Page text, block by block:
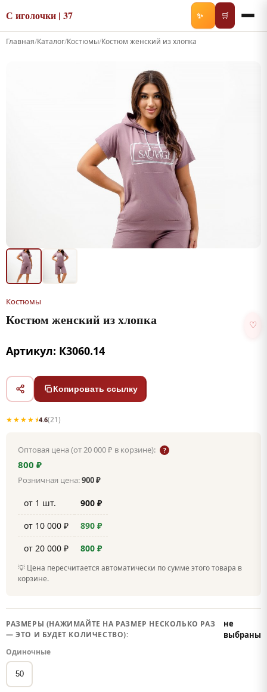
С иголочки | 37 ✨ 🛒
Главная/Каталог/Костюмы/Костюм женский из хлопка
Костюмы
Костюм женский из хлопка ♡
Артикул: К3060.14
Копировать ссылку
★★★★⯨4.6(21)
Оптовая цена (от 20 000 ₽ в корзине): ?
800 ₽
Розничная цена:900 ₽
от 1 шт.
900 ₽
от 10 000 ₽
890 ₽
от 20 000 ₽
800 ₽
💡 Цена пересчитается автоматически по сумме этого товара в
корзине.
РАЗМЕРЫ (НАЖИМАЙТЕ НА РАЗМЕР НЕСКОЛЬКО РАЗ
— ЭТО И БУДЕТ КОЛИЧЕСТВО):
не
выбраны
Одиночные
50